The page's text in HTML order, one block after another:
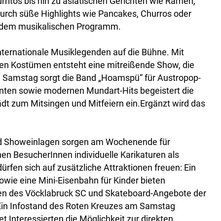
süße Highlights wie Pancakes, Churros oder
musikalischen Programm.
Musiklegenden auf die Bühne. Mit
Kostümen entsteht eine mitreißende Show, die
sorgt die Band „Hoamspü“ für Austropop-
sowie modernen Mundart-Hits begeistert die
zum Mitsingen und Mitfeiern ein.Ergänzt wird das
sorgen am Wochenende für
BesucherInnen individuelle Karikaturen als
sich auf zusätzliche Attraktionen freuen: Ein
eine Mini-Eisenbahn für Kinder bieten
des Vöcklabruck SC und Skateboard-Angebote der
Infostand des Roten Kreuzes am Samstag
Interessierten die Möglichkeit zur direkten